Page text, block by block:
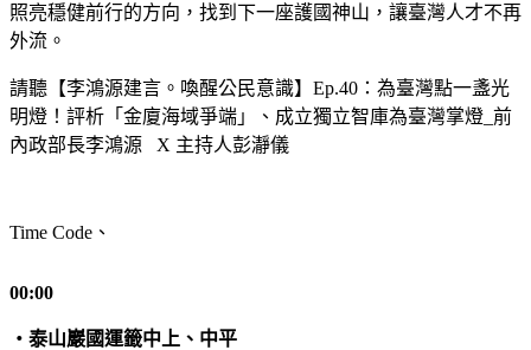
照亮穩健前行的方向，找到下一座護國神山，讓臺灣人才不再
外流。
請聽【李鴻源建言。喚醒公民意識】 Ep.40 ：為臺灣點一盞光
明燈！評析「金廈海域爭端」、成立獨立智庫為臺灣掌燈 前
內政部長李鴻源 X 主持人彭瀞儀
Time Code 、
00:00
・泰山巖國運籤中上、中平